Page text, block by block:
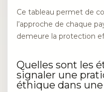
Ce tableau permet de
l’approche de chaque
demeure la protection
Quelles sont les
signaler une
éthique dans